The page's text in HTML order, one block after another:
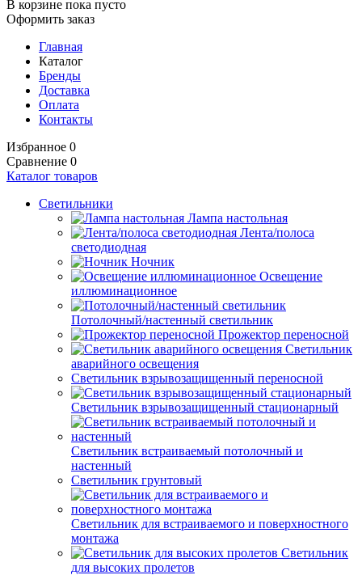
В корзине пока пусто
Оформить заказ
Главная
Каталог
Бренды
Доставка
Оплата
Контакты
Избранное 0
Сравнение 0
Каталог товаров
Светильники
Лампа настольная
Лента/полоса
светодиодная
Ночник
Освещение
иллюминационное
Потолочный/настенный светильник
Прожектор переносной
Светильник
аварийного освещения
Светильник взрывозащищенный переносной
Светильник взрывозащищенный стационарный
Светильник встраиваемый потолочный и
настенный
Светильник грунтовый
Светильник для встраиваемого и поверхностного
монтажа
Светильник
для высоких пролетов